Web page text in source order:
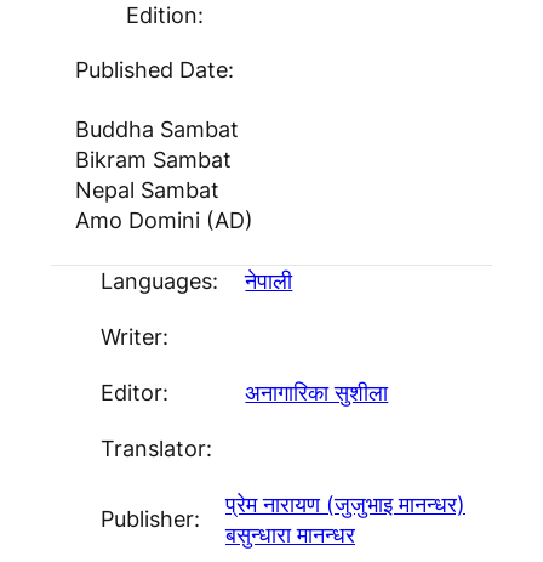
Edition:
Published Date:
Buddha Sambat
Bikram Sambat
Nepal Sambat
Amo Domini (AD)
Languages: नेपाली
Writer:
Editor: अनागारिका सुशीला
Translator:
Publisher:
प्रेम नारायण (जुजुभाइ मानन्धर)
बसुन्धारा मानन्धर